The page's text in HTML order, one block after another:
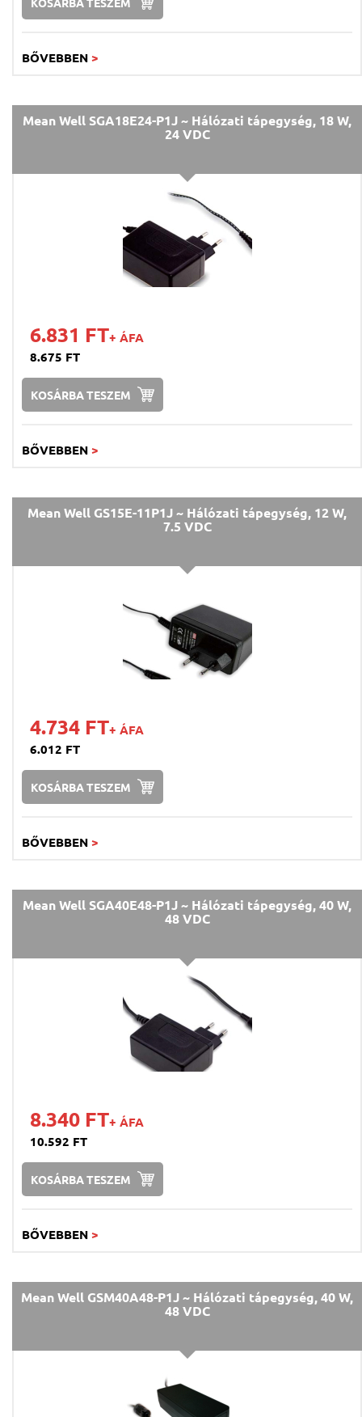
BŐVEBBEN >
Mean Well SGA18E24-P1J ~ Hálózati tápegység, 18 W,
24 VDC
6.831 FT+ ÁFA
8.675 FT
KOSÁRBA TESZEM
BŐVEBBEN >
Mean Well GS15E-11P1J ~ Hálózati tápegység, 12 W,
7.5 VDC
4.734 FT+ ÁFA
6.012 FT
KOSÁRBA TESZEM
BŐVEBBEN >
Mean Well SGA40E48-P1J ~ Hálózati tápegység, 40 W,
48 VDC
8.340 FT+ ÁFA
10.592 FT
KOSÁRBA TESZEM
BŐVEBBEN >
Mean Well GSM40A48-P1J ~ Hálózati tápegység, 40 W,
48 VDC